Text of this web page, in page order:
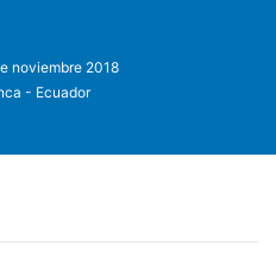
noviembre 2018
- Ecuador